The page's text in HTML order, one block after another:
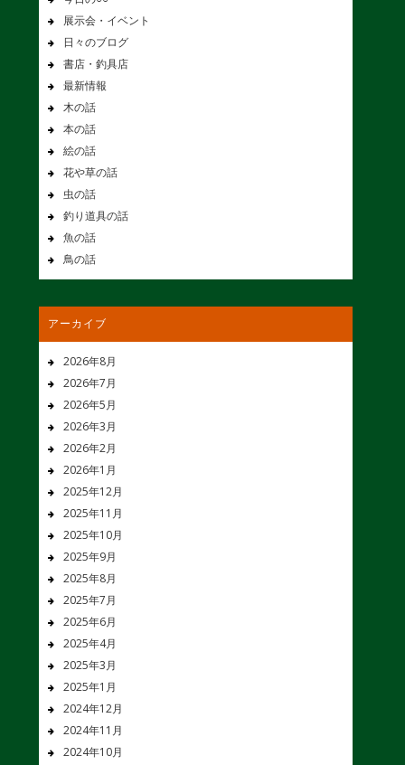
展示会・イベント
日々のブログ
書店・釣具店
最新情報
木の話
本の話
絵の話
花や草の話
虫の話
釣り道具の話
魚の話
鳥の話
アーカイブ
2026年8月
2026年7月
2026年5月
2026年3月
2026年2月
2026年1月
2025年12月
2025年11月
2025年10月
2025年9月
2025年8月
2025年7月
2025年6月
2025年4月
2025年3月
2025年1月
2024年12月
2024年11月
2024年10月